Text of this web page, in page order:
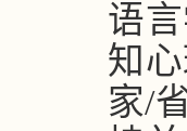
语
知
家/